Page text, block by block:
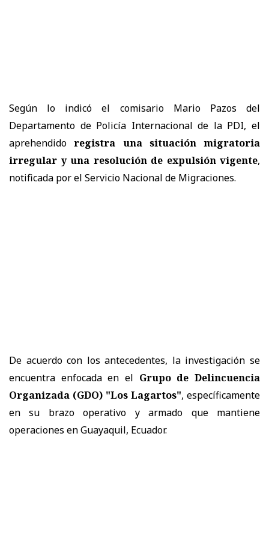
Según lo indicó el comisario Mario Pazos del
Departamento de Policía Internacional de la PDI, el
aprehendidoregistra una situación migratoria
irregular y una resolución de expulsión vigente,
notificada por el Servicio Nacional de Migraciones.
De acuerdo con los antecedentes, la investigación se
encuentra enfocada en el Grupo de Delincuencia
Organizada (GDO) "Los Lagartos", específicamente
en su brazo operativo y armado que mantiene
operaciones en Guayaquil, Ecuador.